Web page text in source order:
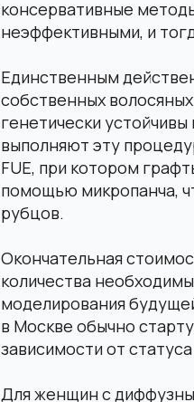
консервативные
неэффективными, и
Единственным
собственных
генетически
выполняют эту
FUE, при котором
помощью микропанча,
рубцов.
Окончательная
количества
моделирования
в Москве обычно
зависимости от
Для женщин с